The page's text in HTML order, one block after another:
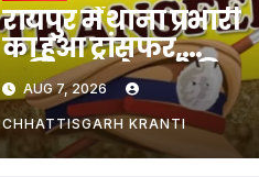
रायपुर में थाना प्रभारी
का हुआ ट्रांसफर,
कमिश्नर ने जारी किया
आदेश
AUG 7, 2026
CHHATTISGARH KRANTI